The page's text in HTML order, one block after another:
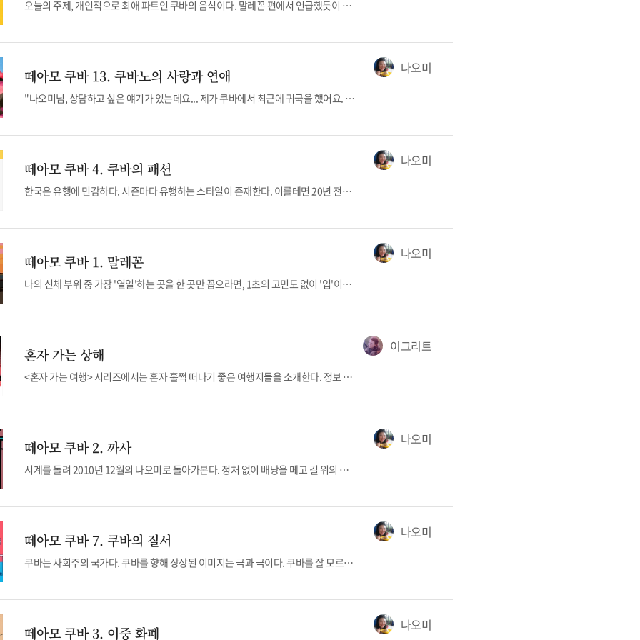
오늘의 주제, 개인적으로 최애 파트인 쿠바의 음식이다. 말레꼰 편에서 언급했듯이 나는 먹기 위해 사는 사람이고, 입에 음식이 들어갈 때 가장 행복하다. 정확히 짚어 다시 말하면, 나는 한식을 정말 좋아한다. 향신료에 매우 취약해서 인도, 중국, 동남아시아 등 다양한 향으로 미각을 자극하는 나라의 음식을 즐기지 못하기 때문이다. 이렇게 극도로 편향된 음식 취향 때문에 전 세계 그 어떤 산해진미를 가져다준들, 김치찌개에 먹는 밥 한 공기보다 만족도가 떨어진다. 해외여행을 떠날 때마다 그 나라 음식에 대한 뒷조사를 철저히 할 수 밖에 없다. 여차하면 여행기간 내내 맨빵만 씹다 오는 일이 생길 수 있기 때문이다. 인생은 식도락...
떼아모 쿠바 13. 쿠바노의 사랑과 연애 나오미
"나오미님, 상담하고 싶은 얘기가 있는데요... 제가 쿠바에서 최근에 귀국을 했어요. 그리고 다시 가려고 하는데요..." 나는 SNS 메신저로 불특정 다수에게 쿠바에 관한 다양한 종류의 질문을 많이 받는다. 그 중 이렇게 시작되는 질문의 경우, 10에 9는 남자문제다. 이런 질문을 많이 받는 이유는 아마도 내가 SNS에 쿠바노와 연애를 하고 있다는 사실을 공개했기 때문일 것이다. 나오미와 O 커플. 처음엔 상담사라도 된 양, 경청하고 공감하며 이런 질문에 성심성의껏 답변을 했다. 하지만 이제는 이렇게 답변한다. "죄송하지만 쿠바노와 사적인 관계에 관련된 질문은 받지 않습니다." 지금부터 내가...
떼아모 쿠바 4. 쿠바의 패션 나오미
한국은 유행에 민감하다. 시즌마다 유행하는 스타일이 존재한다. 이를테면 20년 전에는 힙합바지에 군함만큼 큰 운동화가 유행이었다. 지금 30대라면 본인 발 사이즈보다 두 치수 정도 큰 신발을 신고 통 큰 긴 바지로 바닥을 쓸고 다녀 본 경험이 있으리라 믿는다. 바지폭은 점점 줄어들어 10년 전 쯤엔 부츠컷이 유행했다. 그 후 한동안은 스키니가 유행해 나의 심기를 불편하게 했다. 스키니에 어느 정도 적응했을 때 다시 복고로 부츠컷이 시작되었다. 패션을 알지 못하는 나는 한국의 빠르게 굴러가는 패션시장에서 항상 낙오하곤 했다. 쿠바는 한국보다는 조금 쉽다. 내가 말하는 몇 가지만 기억한다면 당신도 쿠바에서 패션 리더가 될 수...
떼아모 쿠바 1. 말레꼰 나오미
나의 신체 부위 중 가장 '열일'하는 곳을 한 곳만 꼽으라면, 1초의 고민도 없이 '입'이라 말할 것이다. 나는 먹기 위해 사는 사람이고, 말하기 위해 사는 사람이다. 그래서 지인들과 식사 약속이라도 잡히는 날이면, 나의 입은 먹어야 할 지 말해야 할 지 늘 갈팡질팡한다. 그러면 우리의 쿠바는 어떠한가. 쿠바에서 가장 '열일'하는 곳을 꼽자면, 단연코 말레꼰(El Malecón) 이라고 본다. 파도의 범람을 막기 위해 만든 일종의 방파제, 그것이 말레꼰의 공식적인 역할이다. 흔히 수도인 아바나의 명소로 알려져 있지만, 해안가에 위치한 대부분의 도시에는 말레꼰이 설치되어 있다. 한낮의 말레꼰 말레꼰은 수...
혼자 가는 상해 이그리트
<혼자 가는 여행> 시리즈에서는 혼자 훌쩍 떠나기 좋은 여행지들을 소개한다. 정보 공유 및 제보는 언제든지
떼아모 쿠바 2. 까사 나오미
시계를 돌려 2010년 12월의 나오미로 돌아가본다. 정처 없이 배낭을 메고 길 위의 삶을 살던 시절이다. 비행기의 연착으로 늦은 밤 11시가 다 되어 쿠바의 수도 아바나에 도착했다. 나는 무작정 택시를 탔고 구 시가지의 랜드 마크로 알려진 ‘까삐똘리오(Capitolio)’에서 하차했다. 쿠바에 입국 전 멕시코에서 만난 친구가 준 정보는 대략 이러했다. 택시를 타고 까삐똘리오에서 내려. 까삐똘리오와 대극장 사이 길로 들어가서 오른쪽으로 고개를 딱 돌리면 J까사가 보일거야. 찾기 쉬워. 그가 알려준 대로 택시를 타고 까삐똘리오에서 하차 후 대극장을 찾는 것 까진 순탄했다. 두 건물의 사이에 난 길로 들어서며 오른쪽으로 고개를...
떼아모 쿠바 7. 쿠바의 질서 나오미
쿠바는 사회주의 국가다. 쿠바를 향해 상상된 이미지는 극과 극이다. 쿠바를 잘 모르는 사람들은 '북한 같은 나라'라고 이야기한다. 나의 부모님도 처음엔 그러셨다. 거기 김정은 같은 사람이 통치하는데 왜 가냐고, 쥐도새도 모르게 총 맞아 죽으면 어쩌냐고. 물론 이 이야기는 천만의 말씀, 만만의 콩떡이다. 일단, 통치자의 외모부터 다르다. 쿠바의 전 국가평의원장인 피델 카스트로는 아주 출중한 외모를 지녔다. 실제로 1900년대 후반, 미국에서 보낸 꽃미모의 암살자가 작전을 하다 그의 미모에 반해서 연인이 될 정도였다. 또한 쿠바에서 일반 외국인이 총에 맞을 일은 없다. 엠바고(embargo)로 거의 모든 무역 통로가 차단된...
떼아모 쿠바 3. 이중 화폐 나오미